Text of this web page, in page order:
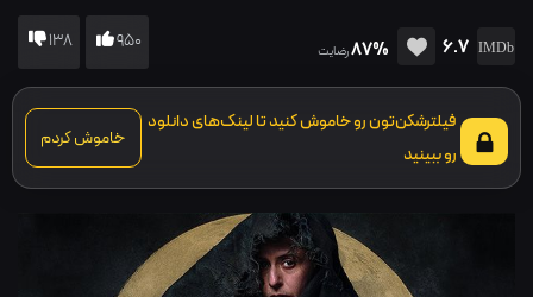
6.7
87%رضایت 950
138
فیلترشکن‌تون رو خاموش کنید تا لینک‌های دانلود
رو ببینید
خاموش کردم